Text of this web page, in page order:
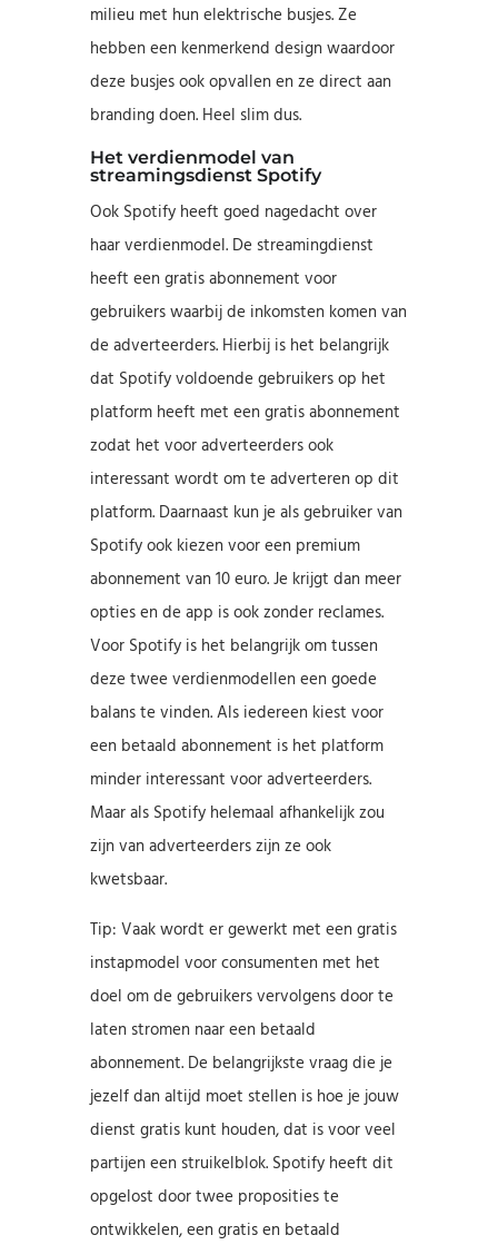
milieu met hun elektrische busjes. Ze
hebben een kenmerkend design waardoor
deze busjes ook opvallen en ze direct aan
branding doen. Heel slim dus.
Het verdienmodel van
streamingsdienst Spotify
Ook Spotify heeft goed nagedacht over
haar verdienmodel. De streamingdienst
heeft een gratis abonnement voor
gebruikers waarbij de inkomsten komen van
de adverteerders. Hierbij is het belangrijk
dat Spotify voldoende gebruikers op het
platform heeft met een gratis abonnement
zodat het voor adverteerders ook
interessant wordt om te adverteren op dit
platform. Daarnaast kun je als gebruiker van
Spotify ook kiezen voor een premium
abonnement van 10 euro. Je krijgt dan meer
opties en de app is ook zonder reclames.
Voor Spotify is het belangrijk om tussen
deze twee verdienmodellen een goede
balans te vinden. Als iedereen kiest voor
een betaald abonnement is het platform
minder interessant voor adverteerders.
Maar als Spotify helemaal afhankelijk zou
zijn van adverteerders zijn ze ook
kwetsbaar.
Tip: Vaak wordt er gewerkt met een gratis
instapmodel voor consumenten met het
doel om de gebruikers vervolgens door te
laten stromen naar een betaald
abonnement. De belangrijkste vraag die je
jezelf dan altijd moet stellen is hoe je jouw
dienst gratis kunt houden, dat is voor veel
partijen een struikelblok. Spotify heeft dit
opgelost door twee proposities te
ontwikkelen, een gratis en betaald